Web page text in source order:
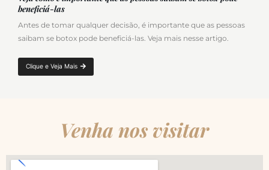
beneficiá-las
Antes de tomar qualquer decisão, é importante que as pessoas
saibam se botox pode beneficiá-las. Veja mais nesse artigo.
Clique e Veja Mais
Venha nos visitar